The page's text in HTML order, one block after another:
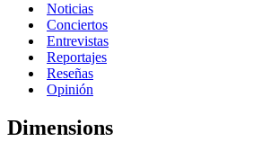
Noticias
Conciertos
Entrevistas
Reportajes
Reseñas
Opinión
Dimensions